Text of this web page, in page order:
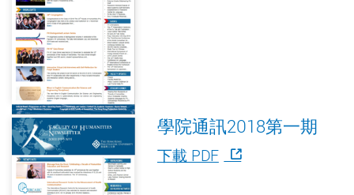
學院通訊2018第一期
下載 PDF